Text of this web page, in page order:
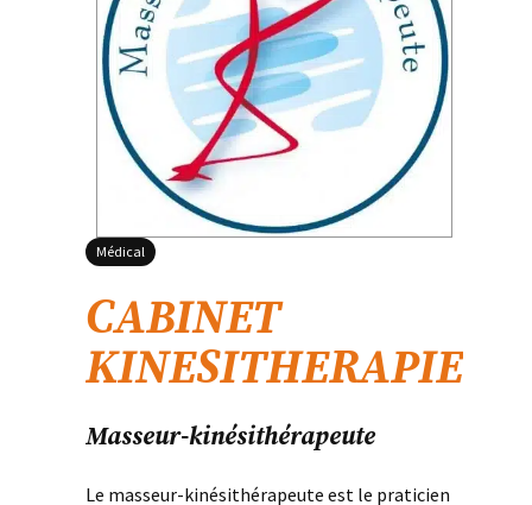
Médical
CABINET
KINESITHERAPIE
Masseur-kinésithérapeute
Le masseur-kinésithérapeute est le praticien